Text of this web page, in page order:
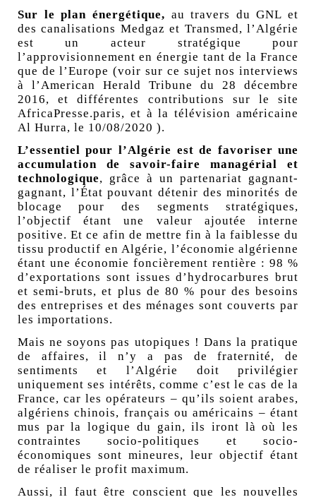
Sur le plan énergétique, au travers du GNL et
des canalisations Medgaz et Transmed, l’Algérie
est un acteur stratégique pour
l’approvisionnement en énergie tant de la France
que de l’Europe (voir sur ce sujet nos interviews
à l’American Herald Tribune du 28 décembre
2016, et différentes contributions sur le site
AfricaPresse.paris, et à la télévision américaine
Al Hurra, le 10/08/2020 ).
L’essentiel pour l’Algérie est de favoriser une
accumulation de savoir-faire managérial et
technologique, grâce à un partenariat gagnant-
gagnant, l’État pouvant détenir des minorités de
blocage pour des segments stratégiques,
l’objectif étant une valeur ajoutée interne
positive. Et ce afin de mettre fin à la faiblesse du
tissu productif en Algérie, l’économie algérienne
étant une économie foncièrement rentière : 98 %
d’exportations sont issues d’hydrocarbures brut
et semi-bruts, et plus de 80 % pour des besoins
des entreprises et des ménages sont couverts par
les importations.
Mais ne soyons pas utopiques ! Dans la pratique
de affaires, il n’y a pas de fraternité, de
sentiments et l’Algérie doit privilégier
uniquement ses intérêts, comme c’est le cas de la
France, car les opérateurs – qu’ils soient arabes,
algériens chinois, français ou américains – étant
mus par la logique du gain, ils iront là où les
contraintes socio-politiques et socio-
économiques sont mineures, leur objectif étant
de réaliser le profit maximum.
Aussi, il faut être conscient que les nouvelles